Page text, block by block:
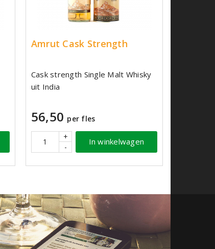
Amrut Cask Strength
Cask strength Single Malt Whisky
uit India
56,50 per fles
+
-
In winkelwagen